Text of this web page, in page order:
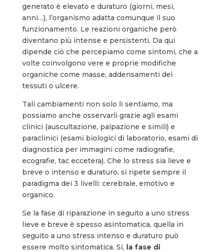
generato è elevato e duraturo (giorni, mesi,
anni…), l’organismo adatta comunque il suo
funzionamento. Le reazioni organiche però
diventano più intense e persistenti. Da qui
dipende ciò che percepiamo come sintomi, che a
volte coinvolgono vere e proprie modifiche
organiche come masse, addensamenti dei
tessuti o ulcere.
Tali cambiamenti non solo li sentiamo, ma
possiamo anche osservarli grazie agli esami
clinici (auscultazione, palpazione e simili) e
paraclinici (esami biologici di laboratorio, esami di
diagnostica per immagini come radiografie,
ecografie, tac eccetera). Che lo stress sia lieve e
breve o intenso e duraturo, si ripete sempre il
paradigma dei 3 livelli: cerebrale, emotivo e
organico.
Se la fase di riparazione in seguito a uno stress
lieve e breve è spesso asintomatica, quella in
seguito a uno stress intenso e duraturo può
essere molto sintomatica. Si, la fase di